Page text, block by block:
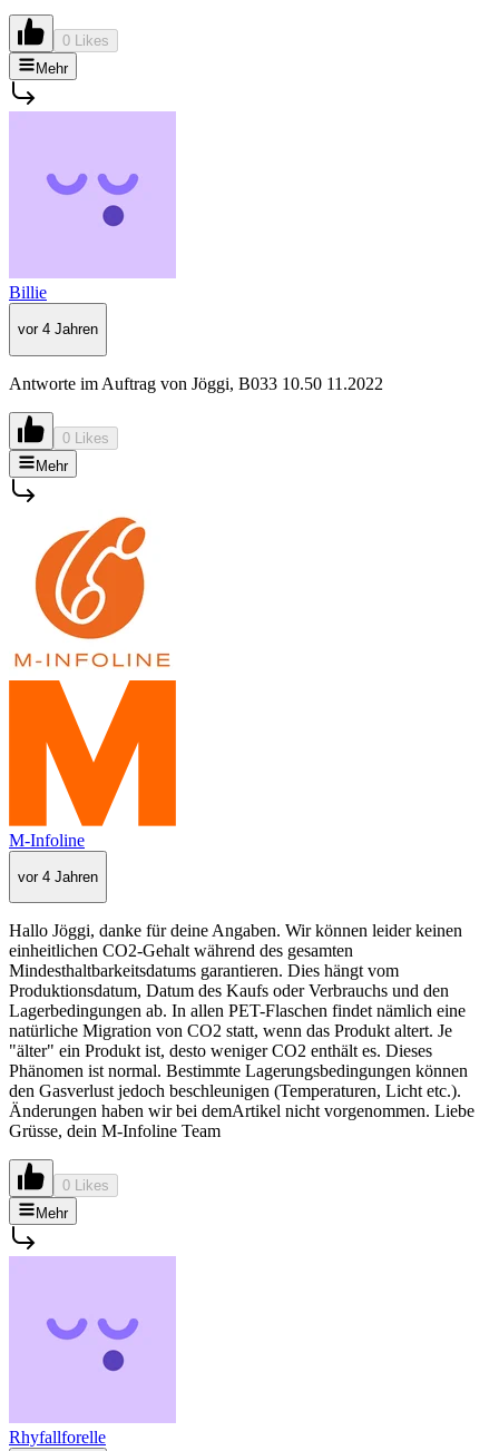
0 Likes
Mehr
Billie
vor 4 Jahren
Antworte im Auftrag von Jöggi, B033 10.50 11.2022
0 Likes
Mehr
M-Infoline
vor 4 Jahren
Hallo Jöggi, danke für deine Angaben. Wir können leider keinen
einheitlichen CO2-Gehalt während des gesamten
Mindesthaltbarkeitsdatums garantieren. Dies hängt vom
Produktionsdatum, Datum des Kaufs oder Verbrauchs und den
Lagerbedingungen ab. In allen PET-Flaschen findet nämlich eine
natürliche Migration von CO2 statt, wenn das Produkt altert. Je
"älter" ein Produkt ist, desto weniger CO2 enthält es. Dieses
Phänomen ist normal. Bestimmte Lagerungsbedingungen können
den Gasverlust jedoch beschleunigen (Temperaturen, Licht etc.).
Änderungen haben wir bei demArtikel nicht vorgenommen. Liebe
Grüsse, dein M-Infoline Team
0 Likes
Mehr
Rhyfallforelle